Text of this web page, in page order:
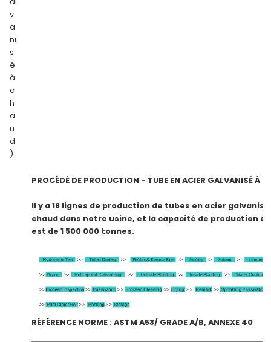
v
a
ni
s
é
à
c
h
a
u
d
)
PROCÉDÉ DE PRODUCTION - TUBE EN ACIER GALVANISÉ À
Il y a 18 lignes de production de tubes en acier
chaud dans notre usine, et la capacité de production
est de 1 500 000 tonnes.
RÉFÉRENCE NORME : ASTM A53/ GRADE A/B, ANNEXE 40